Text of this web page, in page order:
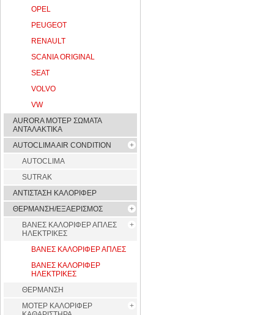
OPEL
PEUGEOT
RENAULT
SCANIA ORIGINAL
SEAT
VOLVO
VW
AURORA ΜΟΤΕΡ ΣΩΜΑΤΑ
ΑΝΤΑΛΑΚΤΙΚΑ
AUTOCLIMA AIR CONDITION
AUTOCLIMA
SUTRAK
ΑΝΤΙΣΤΑΣΗ ΚΑΛΟΡΙΦΕΡ
ΘΕΡΜΑΝΣΗ/ΕΞΑΕΡΙΣΜΟΣ
ΒΑΝΕΣ ΚΑΛΟΡΙΦΕΡ ΑΠΛΕΣ
ΗΛΕΚΤΡΙΚΕΣ
ΒΑΝΕΣ ΚΑΛΟΡΙΦΕΡ ΑΠΛΕΣ
ΒΑΝΕΣ ΚΑΛΟΡΙΦΕΡ
ΗΛΕΚΤΡΙΚΕΣ
ΘΕΡΜΑΝΣΗ
ΜΟΤΕΡ ΚΑΛΟΡΙΦΕΡ